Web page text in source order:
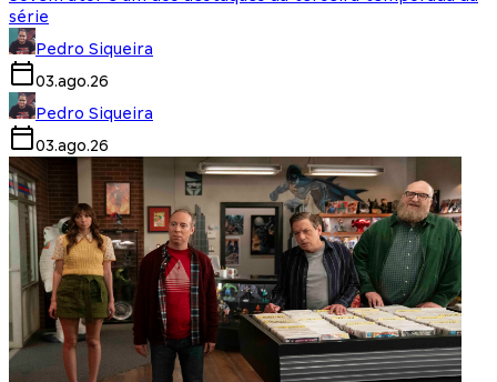
série
Pedro Siqueira
03.ago.26
Pedro Siqueira
03.ago.26